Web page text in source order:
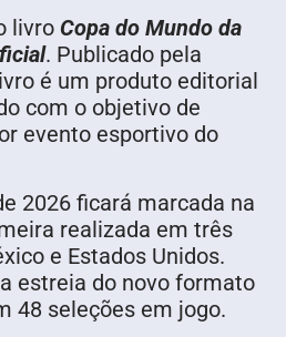
livro Copa do Mundo da
. Publicado pela
é um produto editorial
com o objetivo de
evento esportivo do
2026 ficará marcada na
realizada em três
e Estados Unidos.
estreia do novo formato
48 seleções em jogo.